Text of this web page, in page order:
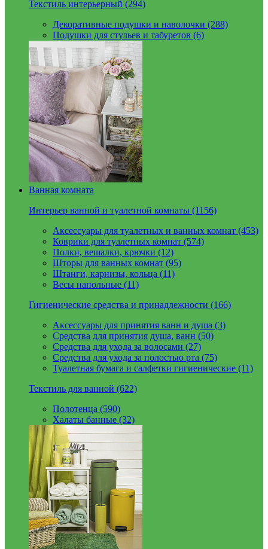
Текстиль интерьерный (294)
Декоративные подушки и наволочки (288)
Подушки для стульев и табуретов (6)
Ванная комната
Интерьер ванной и туалетной комнаты (1156)
Аксессуары для туалетных и ванных комнат (453)
Коврики для туалетных комнат (574)
Полки, вешалки, крючки (12)
Шторы для ванных комнат (95)
Штанги, карнизы, кольца (11)
Весы напольные (11)
Гигиенические средства и принадлежности (166)
Аксессуары для принятия ванн и душа (3)
Средства для принятия душа, ванн (50)
Средства для ухода за волосами (27)
Средства для ухода за полостью рта (75)
Туалетная бумага и салфетки гигиенические (11)
Текстиль для ванной (622)
Полотенца (590)
Халаты банные (32)